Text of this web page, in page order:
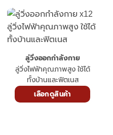
ลู่วิ่งออกกำลังกาย
ลู่วิ่งไฟฟ้าคุณภาพสูง ใช้ได้
ทั้งบ้านและฟิตเนส
เลือกดูสินค้า